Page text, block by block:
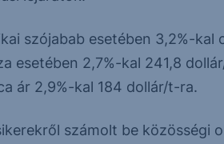
szójabab esetében 3,2%-
esetében 2,7%-kal 241,8
ár 2,9%-kal 184 dollár/t-ra.
számolt be közösségi